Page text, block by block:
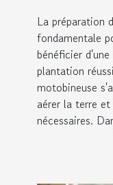
La préparation
fondamentale
bénéficier
plantation
motobineuse
aérer la terre
nécessaires.